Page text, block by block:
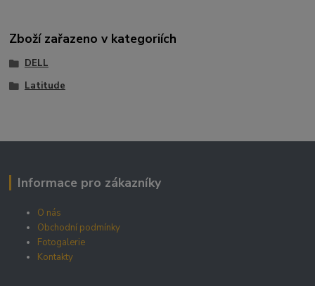
Zboží zařazeno v kategoriích
DELL
Latitude
Informace pro zákazníky
O nás
Obchodní podmínky
Fotogalerie
Kontakty